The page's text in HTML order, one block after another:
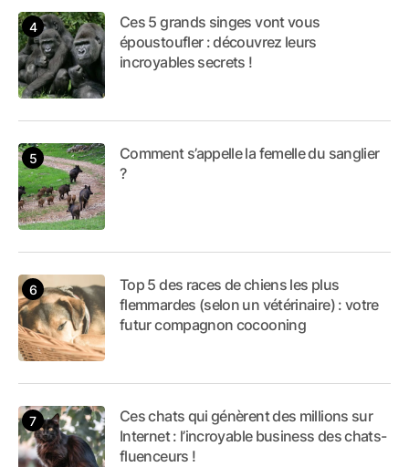
Ces 5 grands singes vont vous
époustoufler : découvrez leurs
incroyables secrets !
Comment s’appelle la femelle du sanglier
?
Top 5 des races de chiens les plus
flemmardes (selon un vétérinaire) : votre
futur compagnon cocooning
Ces chats qui génèrent des millions sur
Internet : l’incroyable business des chats-
fluenceurs !